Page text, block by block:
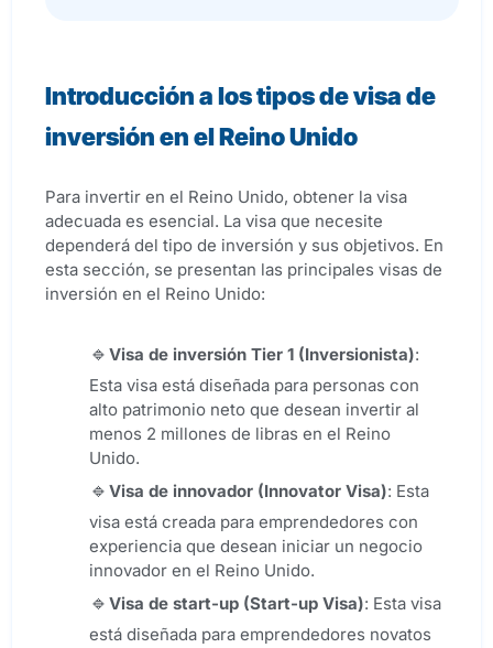
Introducción a los tipos de visa de
inversión en el Reino Unido
Para invertir en el Reino Unido, obtener la visa
adecuada es esencial. La visa que necesite
dependerá del tipo de inversión y sus objetivos. En
esta sección, se presentan las principales visas de
inversión en el Reino Unido:
Visa de inversión Tier 1 (Inversionista):
Esta visa está diseñada para personas con
alto patrimonio neto que desean invertir al
menos 2 millones de libras en el Reino
Unido.
Visa de innovador (Innovator Visa): Esta
visa está creada para emprendedores con
experiencia que desean iniciar un negocio
innovador en el Reino Unido.
Visa de start-up (Start-up Visa): Esta visa
está diseñada para emprendedores novatos